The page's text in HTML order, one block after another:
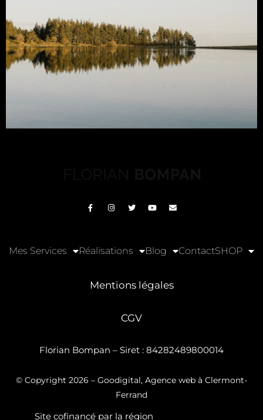
Mes Services Réalisations Blog ContactSHOP
Mentions légales
CGV
Florian Bompan – Siret : 84282489800014
© Copyright 2026 – Goodigital, Agence web à Clermont-
Ferrand
Site cofinancé par la région